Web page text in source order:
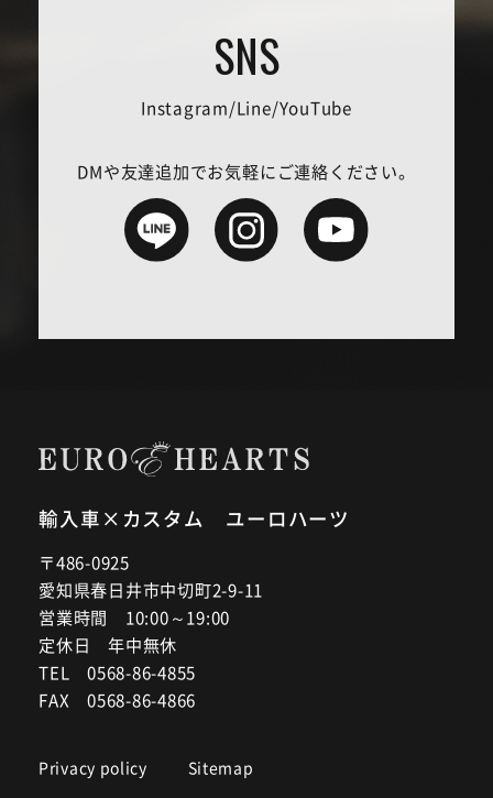
Instagram/Line/YouTube
DMや友達追加でお気軽にご連絡ください。
輸入車×カスタム ユーロハーツ
〒486-0925
愛知県春日井市中切町2-9-11
営業時間 10:00～19:00
定休日 年中無休
TEL 0568-86-4855
FAX 0568-86-4866
Privacy policy Sitemap